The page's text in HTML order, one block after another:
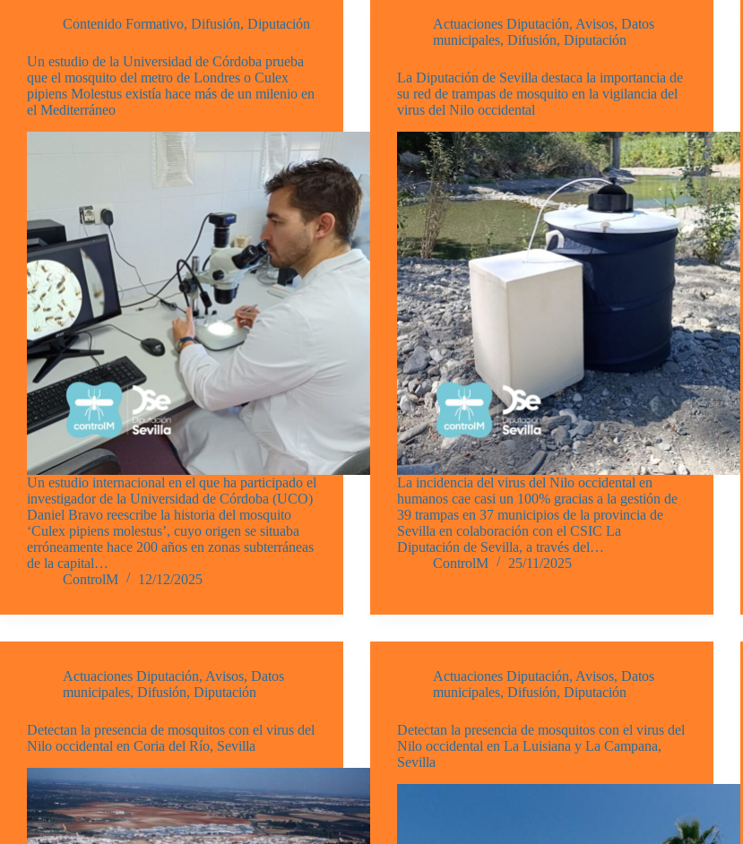
Contenido Formativo, Difusión, Diputación
Un estudio de la Universidad de Córdoba prueba
que el mosquito del metro de Londres o Culex
pipiens Molestus existía hace más de un milenio en
el Mediterráneo
Un estudio internacional en el que ha participado el
investigador de la Universidad de Córdoba (UCO)
Daniel Bravo reescribe la historia del mosquito
‘Culex pipiens molestus’, cuyo origen se situaba
erróneamente hace 200 años en zonas subterráneas
de la capital…
ControlM
12/12/2025
Actuaciones Diputación, Avisos,Datos
municipales,Difusión,Diputación
La Diputación de Sevilla destaca la importancia de
su red de trampas de mosquito en la vigilancia del
virus del Nilo occidental
La incidencia del virus del Nilo occidental en
humanos cae casi un 100% gracias a la gestión de
39 trampas en 37 municipios de la provincia de
Sevilla en colaboración con el CSIC La
Diputación de Sevilla, a través del…
ControlM
25/11/2025
Actuaciones Diputación, Avisos, Datos
municipales, Difusión, Diputación
Detectan la presencia de mosquitos con el virus del
Nilo occidental en Coria del Río, Sevilla
Actuaciones Diputación, Avisos,Datos
municipales,Difusión,Diputación
Detectan la presencia de mosquitos con el virus del
Nilo occidental en La Luisiana y La Campana,
Sevilla